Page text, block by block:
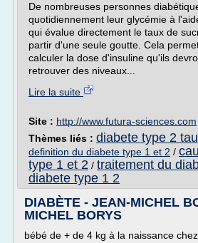
De nombreuses personnes
quotidiennement leur glycémie à
qui évalue directement le taux de
partir d'une seule goutte. Cela
calculer la dose d'insuline qu'ils
retrouver des niveaux...
Lire la suite
Site : http://www.futura-sciences.com
Thèmes liés : diabete type 2
definition du diabete type 1 et 2 /
type 1 et 2 / traitement du
diabete type 1 2
DIABÈTE - JEAN-MICHEL
MICHEL BORYS
bébé de + de 4 kg à la naissance